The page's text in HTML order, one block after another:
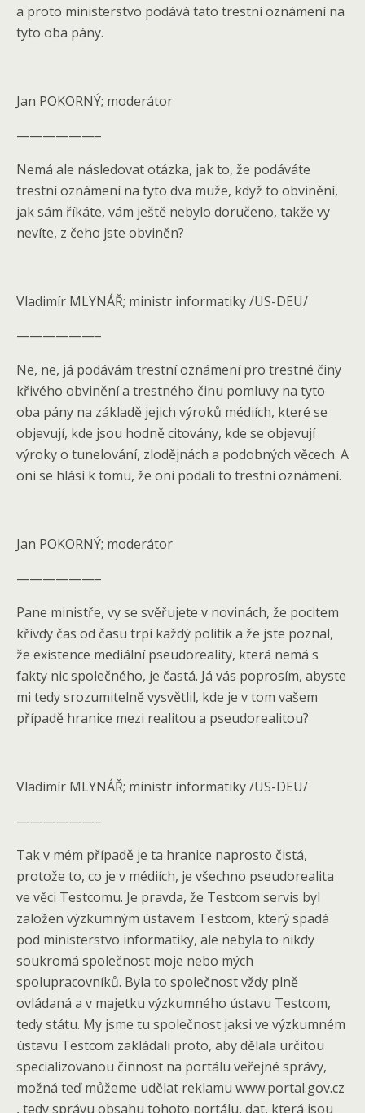
a proto ministerstvo podává tato trestní oznámení na
tyto oba pány.
Jan POKORNÝ; moderátor
——————–
Nemá ale následovat otázka, jak to, že podáváte
trestní oznámení na tyto dva muže, když to obvinění,
jak sám říkáte, vám ještě nebylo doručeno, takže vy
nevíte, z čeho jste obviněn?
Vladimír MLYNÁŘ; ministr informatiky /US-DEU/
——————–
Ne, ne, já podávám trestní oznámení pro trestné činy
křivého obvinění a trestného činu pomluvy na tyto
oba pány na základě jejich výroků médiích, které se
objevují, kde jsou hodně citovány, kde se objevují
výroky o tunelování, zlodějnách a podobných věcech. A
oni se hlásí k tomu, že oni podali to trestní oznámení.
Jan POKORNÝ; moderátor
——————–
Pane ministře, vy se svěřujete v novinách, že pocitem
křivdy čas od času trpí každý politik a že jste poznal,
že existence mediální pseudoreality, která nemá s
fakty nic společného, je častá. Já vás poprosím, abyste
mi tedy srozumitelně vysvětlil, kde je v tom vašem
případě hranice mezi realitou a pseudorealitou?
Vladimír MLYNÁŘ; ministr informatiky /US-DEU/
——————–
Tak v mém případě je ta hranice naprosto čistá,
protože to, co je v médiích, je všechno pseudorealita
ve věci Testcomu. Je pravda, že Testcom servis byl
založen výzkumným ústavem Testcom, který spadá
pod ministerstvo informatiky, ale nebyla to nikdy
soukromá společnost moje nebo mých
spolupracovníků. Byla to společnost vždy plně
ovládaná a v majetku výzkumného ústavu Testcom,
tedy státu. My jsme tu společnost jaksi ve výzkumném
ústavu Testcom zakládali proto, aby dělala určitou
specializovanou činnost na portálu veřejné správy,
možná teď můžeme udělat reklamu www.portal.gov.cz
, tedy správu obsahu tohoto portálu, dat, která jsou